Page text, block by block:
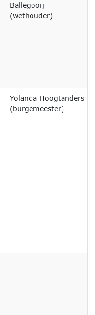
Ballegooij
(wethouder)
Yolanda Hoogtanders
(burgemeester)